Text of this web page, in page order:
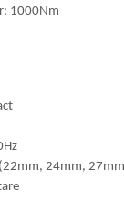
1000Nm
24mm,